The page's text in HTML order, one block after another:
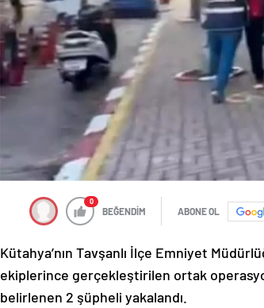
0
BEĞENDİM ABONE OL
Kütahya’nın Tavşanlı İlçe Emniyet
ekiplerince gerçekleştirilen ortak
belirlenen 2 şüpheli yakalandı.